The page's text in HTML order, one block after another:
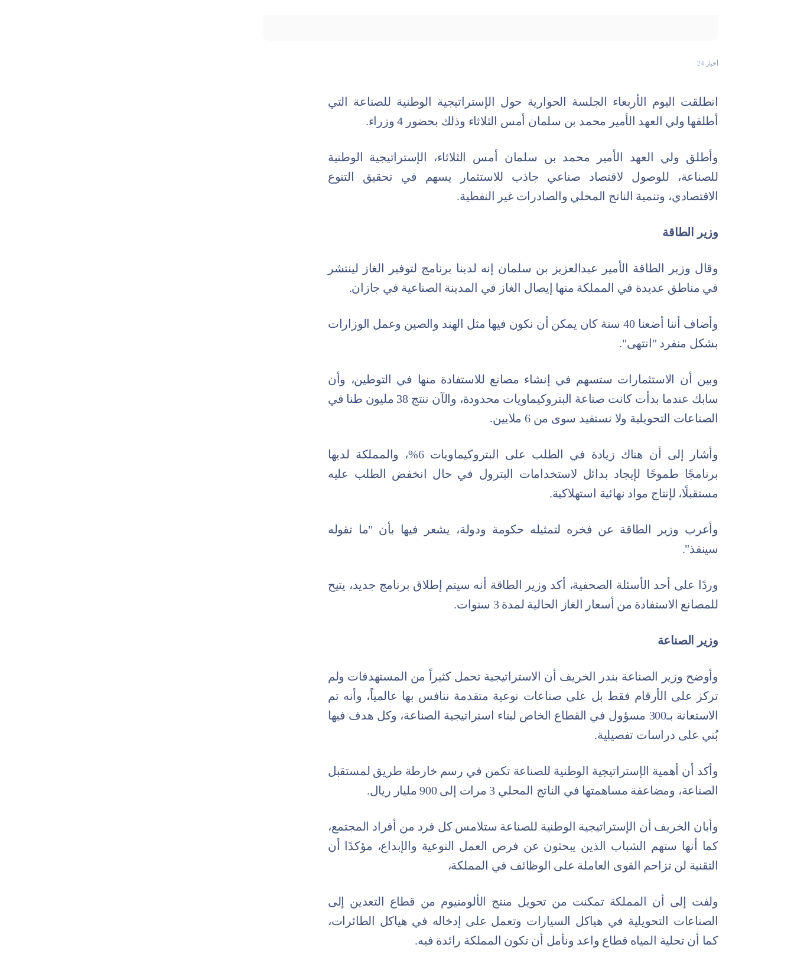
أخبار 24
انطلقت اليوم الأربعاء الجلسة الحوارية حول الإستراتيجية الوطنية للصناعة التي
أطلقها ولي العهد الأمير محمد بن سلمان أمس الثلاثاء وذلك بحضور 4 وزراء.
وأطلق ولي العهد الأمير محمد بن سلمان أمس الثلاثاء، الإستراتيجية الوطنية
للصناعة، للوصول لاقتصاد صناعي جاذب للاستثمار يسهم في تحقيق التنوع
الاقتصادي، وتنمية الناتج المحلي والصادرات غير النفطية.
وزير الطاقة
وقال وزير الطاقة الأمير عبدالعزيز بن سلمان إنه لدينا برنامج لتوفير الغاز لينتشر
في مناطق عديدة في المملكة منها إيصال الغاز في المدينة الصناعية في جازان.
وأضاف أننا أضعنا 40 سنة كان يمكن أن نكون فيها مثل الهند والصين وعمل الوزارات
بشكل منفرد "انتهى".
وبين أن الاستثمارات ستسهم في إنشاء مصانع للاستفادة منها في التوطين، وأن
سابك عندما بدأت كانت صناعة البتروكيماويات محدودة، والآن ننتج 38 مليون طنا في
الصناعات التحويلية ولا نستفيد سوى من 6 ملايين.
وأشار إلى أن هناك زيادة في الطلب على البتروكيماويات 6%، والمملكة لديها
برنامجًا طموحًا لإيجاد بدائل لاستخدامات البترول في حال انخفض الطلب عليه
مستقبلًا، لإنتاج مواد نهائية استهلاكية.
وأعرب وزير الطاقة عن فخره لتمثيله حكومة ودولة، يشعر فيها بأن "ما تقوله
سينفذ".
وردًا على أحد الأسئلة الصحفية، أكد وزير الطاقة أنه سيتم إطلاق برنامج جديد، يتيح
للمصانع الاستفادة من أسعار الغاز الحالية لمدة 3 سنوات.
وزير الصناعة
وأوضح وزير الصناعة بندر الخريف أن الاستراتيجية تحمل كثيراً من المستهدفات ولم
تركز على الأرقام فقط بل على صناعات نوعية متقدمة ننافس بها عالمياً، وأنه تم
الاستعانة بـ300 مسؤول في القطاع الخاص لبناء استراتيجية الصناعة، وكل هدف فيها
بُني على دراسات تفصيلية.
وأكد أن أهمية الإستراتيجية الوطنية للصناعة تكمن في رسم خارطة طريق لمستقبل
الصناعة، ومضاعفة مساهمتها في الناتج المحلي 3 مرات إلى 900 مليار ريال.
وأبان الخريف أن الإستراتيجية الوطنية للصناعة ستلامس كل فرد من أفراد المجتمع،
كما أنها ستهم الشباب الذين يبحثون عن فرص العمل النوعية والإبداع، مؤكدًا أن
التقنية لن تزاحم القوى العاملة على الوظائف في المملكة،
ولفت إلى أن المملكة تمكنت من تحويل منتج الألومنيوم من قطاع التعدين إلى
الصناعات التحويلية في هياكل السيارات وتعمل على إدخاله في هياكل الطائرات،
كما أن تحلية المياه قطاع واعد ونأمل أن تكون المملكة رائدة فيه.